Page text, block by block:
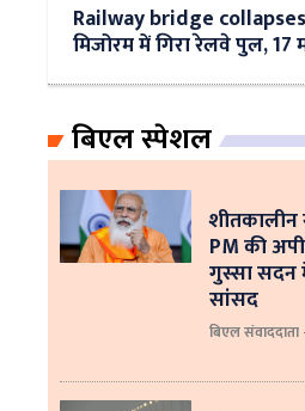
Railway bridge
मिजोरम में गिरा रेलवे पुल, 17
बिएल स्पेशल
PM की
गुस्सा सदन
सांसद
बिएल संवाददाता